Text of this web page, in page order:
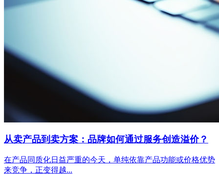
从卖产品到卖方案：品牌如何通过服务创造溢价？
在产品同质化日益严重的今天，单纯依靠产品功能或价格优势
来竞争，正变得越...